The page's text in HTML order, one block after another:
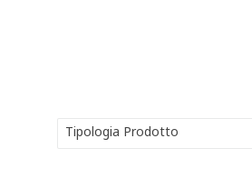
Tipologia Prodotto